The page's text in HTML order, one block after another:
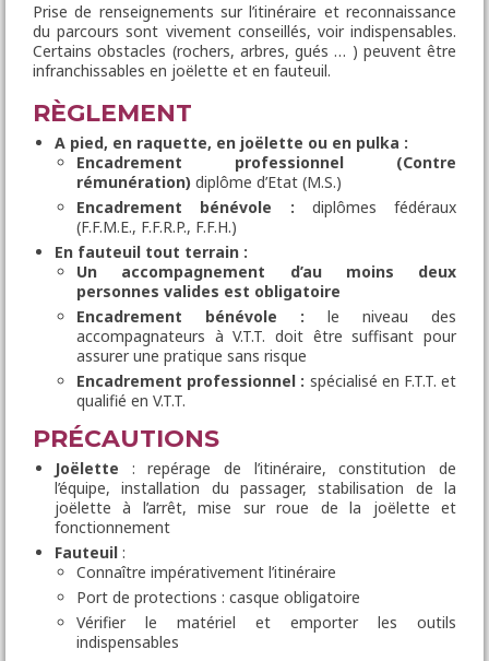
Prise de renseignements sur l’itinéraire et reconnaissance
du parcours sont vivement conseillés, voir indispensables.
Certains obstacles (rochers, arbres, gués … ) peuvent être
infranchissables en joëlette et en fauteuil.
RÈGLEMENT
A pied, en raquette, en joëlette ou en pulka :
Encadrement professionnel (Contre
rémunération) diplôme d’Etat (M.S.)
Encadrement bénévole : diplômes fédéraux
(F.F.M.E., F.F.R.P., F.F.H.)
En fauteuil tout terrain :
Un accompagnement d’au moins deux
personnes valides est obligatoire
Encadrement bénévole : le niveau des
accompagnateurs à V.T.T. doit être suffisant pour
assurer une pratique sans risque
Encadrement professionnel : spécialisé en F.T.T. et
qualifié en V.T.T.
PRÉCAUTIONS
Joëlette : repérage de l’itinéraire, constitution de
l’équipe, installation du passager, stabilisation de la
joëlette à l’arrêt, mise sur roue de la joëlette et
fonctionnement
Fauteuil :
Connaître impérativement l’itinéraire
Port de protections : casque obligatoire
Vérifier le matériel et emporter les outils
indispensables